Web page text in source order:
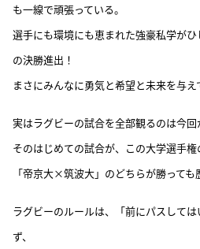
も一線で頑張っている。
選手にも環境にも恵まれた強豪私学が
の決勝進出！
まさにみんなに勇気と希望と未来を与え
実はラグビーの試合を全部観るのは今回
そのはじめての試合が、この大学選手権
「帝京大×筑波大」のどちらが勝っても
ラグビーのルールは、「前にパスして
ず、